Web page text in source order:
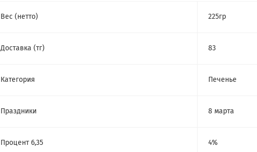
Вес (нетто) 225гр
Доставка (тг) 83
Категория Печенье
Праздники 8 марта
Процент 6,35 4%